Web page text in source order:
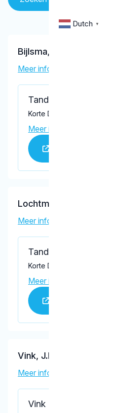
Dutch ▼
Bijlsma, A.M.
Meer informatie tandarts
Tandartspraktijk
Korte Dreef 9M,
Meer informatie praktijk
Lochtman-Bolhaar,
Meer informatie tandarts
Tandartspraktijk
Korte Dreef 9M,
Meer informatie praktijk
Vink, J.R.
Meer informatie tandarts
Vink Tandheelkunde